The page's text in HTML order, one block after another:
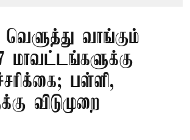
வெளுத்து வாங்கும்
பள்ளி,
விடுமுறை